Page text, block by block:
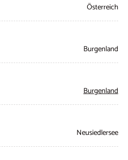
Österreich
Burgenland
Burgenland
Neusiedlersee